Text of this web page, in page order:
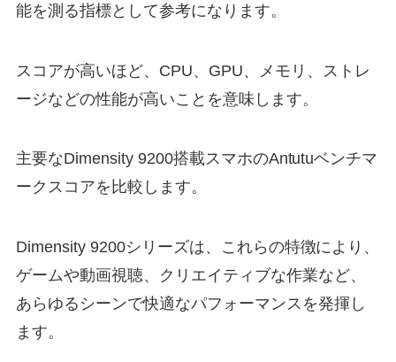
能を測る指標として参考になります。
スコアが高いほど、CPU、GPU、メモリ、ストレ
ージなどの性能が高いことを意味します。
主要なDimensity 9200搭載スマホのAntutuベンチマ
ークスコアを比較します。
Dimensity 9200シリーズは、これらの特徴により、
ゲームや動画視聴、クリエイティブな作業など、
あらゆるシーンで快適なパフォーマンスを発揮し
ます。